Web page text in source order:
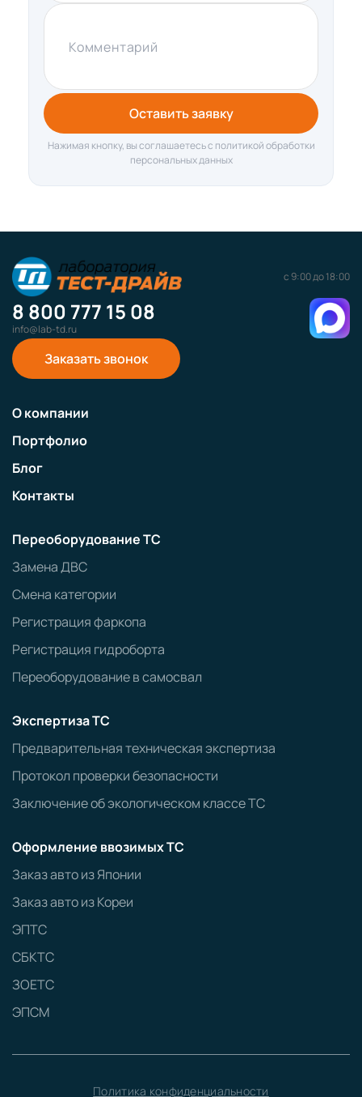
Комментарий
Оставить заявку
Нажимая кнопку, вы соглашаетесь с политикой обработки
персональных данных
с 9:00 до 18:00
8 800 777 15 08
info@lab-td.ru
Заказать звонок
О компании
Портфолио
Блог
Контакты
Переоборудование ТС
Замена ДВС
Смена категории
Регистрация фаркопа
Регистрация гидроборта
Переоборудование в самосвал
Экспертиза ТС
Предварительная техническая экспертиза
Протокол проверки безопасности
Заключение об экологическом классе ТС
Оформление ввозимых ТС
Заказ авто из Японии
Заказ авто из Кореи
ЭПТС
СБКТС
ЗОЕТС
ЭПСМ
Политика конфиденциальности